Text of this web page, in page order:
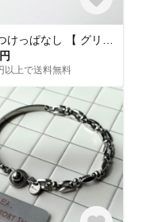
以上で送料無料